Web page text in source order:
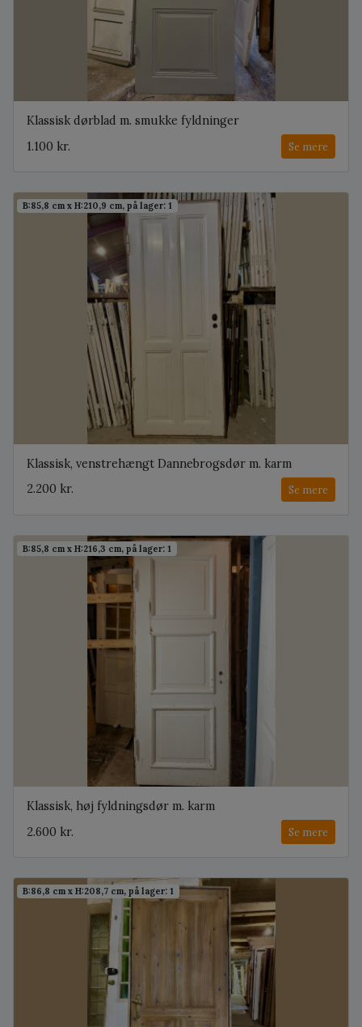
Klassisk dørblad m. smukke fyldninger
1.100 kr.
Se mere
B:85,8 cm x H:210,9 cm, på lager: 1
Klassisk, venstrehængt Dannebrogsdør m. karm
2.200 kr.
Se mere
B:85,8 cm x H:216,3 cm, på lager: 1
Klassisk, høj fyldningsdør m. karm
2.600 kr.
Se mere
B:86,8 cm x H:208,7 cm, på lager: 1